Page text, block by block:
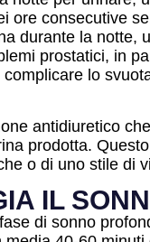
consecutive
durante la
prostatici, in
complicare lo
antidiuretico
prodotta.
o di uno stile di
IL
di sonno